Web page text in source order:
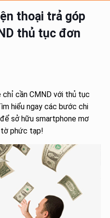
thoại trả góp
thủ tục đơn
chỉ cần CMND với thủ tục
hiểu ngay các bước chi
sở hữu smartphone mơ
tờ phức tạp!